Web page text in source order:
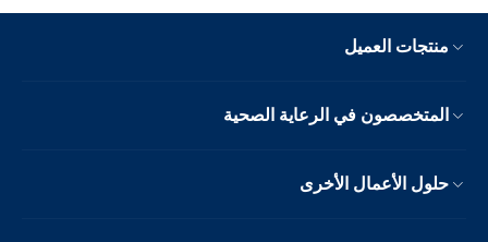
منتجات العميل
المتخصصون في الرعاية الصحية
حلول الأعمال الأخرى